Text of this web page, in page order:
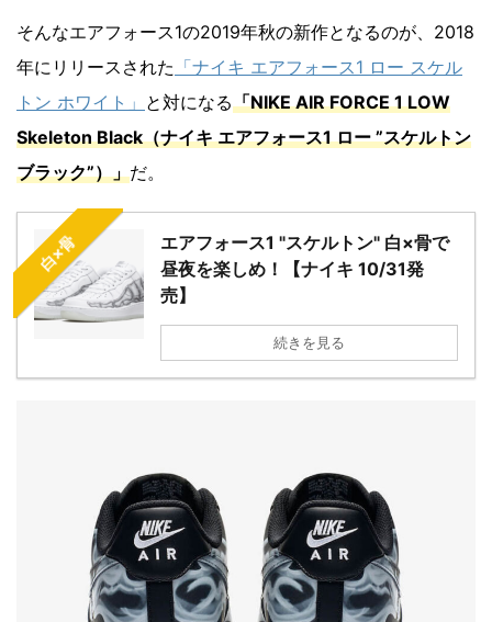
そんなエアフォース1の2019年秋の新作となるのが、2018
年にリリースされた 「ナイキ エアフォース1 ロー スケル
トン ホワイト」 と対になる「NIKE AIR FORCE 1 LOW
Skeleton Black（ナイキ エアフォース1 ロー ”スケルトン
ブラック”）」だ。
白×骨
エアフォース1 "スケルトン" 白×骨で
昼夜を楽しめ！【ナイキ 10/31発
売】
続きを見る